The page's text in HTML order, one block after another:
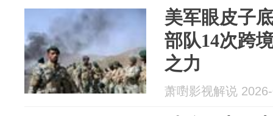
美军眼皮子
部队14次跨
之力
萧嚉影视解说